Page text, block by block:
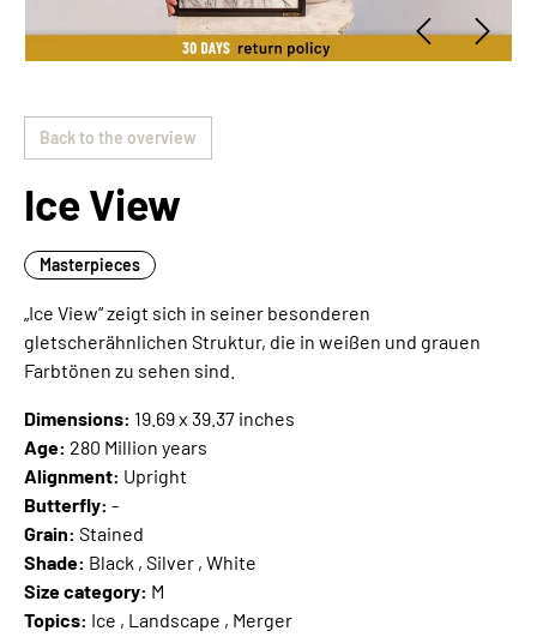
Back to the overview
Ice View
Masterpieces
„Ice View“ zeigt sich in seiner besonderen
gletscherähnlichen Struktur, die in weißen und grauen
Farbtönen zu sehen sind.
Dimensions: 19.69 x 39.37 inches
Age: 280 Million years
Alignment: Upright
Butterfly: -
Grain: Stained
Shade: Black , Silver , White
Size category: M
Topics: Ice , Landscape , Merger